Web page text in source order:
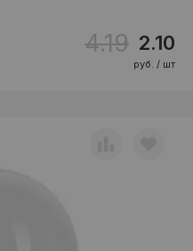
4.19 2.10
руб. / шт